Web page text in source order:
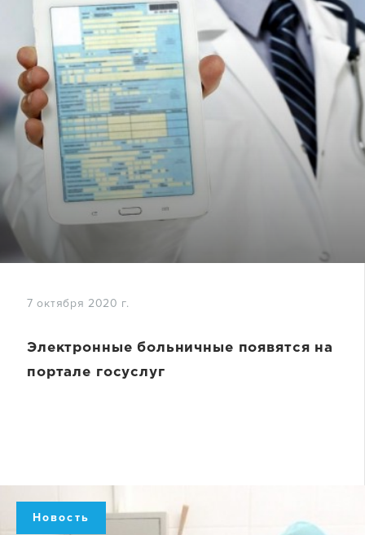
7 октября 2020 г.
Электронные больничные появятся на
портале госуслуг
Новость